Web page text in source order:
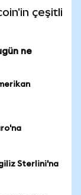
çeşitli
ne
Sterlini'na